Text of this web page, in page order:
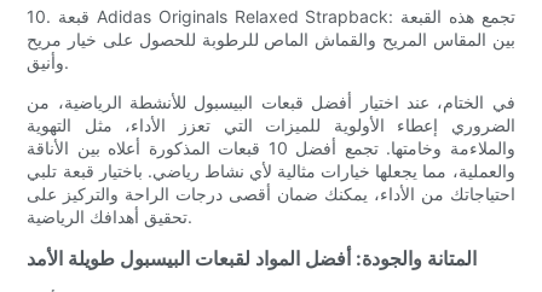
10. قبعة Adidas Originals Relaxed Strapback: تجمع هذه القبعة
بين المقاس المريح والقماش الماص للرطوبة للحصول على خيار مريح
وأنيق.
في الختام، عند اختيار أفضل قبعات البيسبول للأنشطة الرياضية، من
الضروري إعطاء الأولوية للميزات التي تعزز الأداء، مثل التهوية
والملاءمة وخامتها. تجمع أفضل 10 قبعات المذكورة أعلاه بين الأناقة
والعملية، مما يجعلها خيارات مثالية لأي نشاط رياضي. باختيار قبعة تلبي
احتياجاتك من الأداء، يمكنك ضمان أقصى درجات الراحة والتركيز على
تحقيق أهدافك الرياضية.
المتانة والجودة: أفضل المواد لقبعات البيسبول طويلة الأمد